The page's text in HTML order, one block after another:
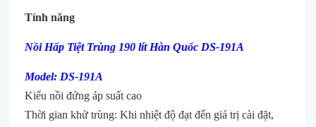
Tính năng
Nồi Hấp Tiệt Trùng 190 lít Hàn Quốc DS-191A
Model: DS-191A
Kiểu nồi đứng áp suất cao
Thời gian khử trùng: Khi nhiệt độ đạt đến giá trị cài đặt,